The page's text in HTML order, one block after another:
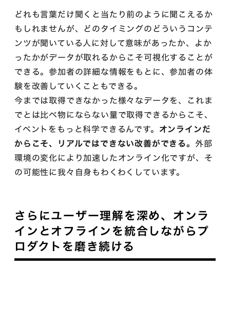
どれも言葉だけ聞くと当たり前のように聞こえるか
もしれませんが、どのタイミングのどういうコンテ
ンツが聞いている人に対して意味があったか、よか
ったかがデータが取れるからこそ可視化することが
できる。参加者の詳細な情報をもとに、参加者の体
験を改善していくこともできる。
今までは取得できなかった様々なデータを、これま
でとは比べ物にならない量で取得できるからこそ、
イベントをもっと科学できるんです。 オンラインだ
からこそ、リアルではできない改善ができる。 外部
環境の変化により加速したオンライン化ですが、そ
の可能性に我々自身もわくわくしています。
さらにユーザー理解を深め、オンラ
インとオフラインを統合しながらプ
ロダクトを磨き続ける